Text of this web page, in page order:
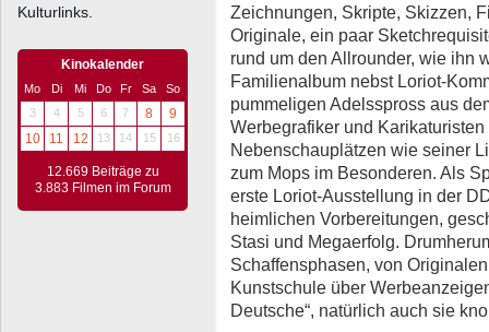
Kulturlinks.
Kinokalender
Mo Di Mi Do Fr Sa
So
3
4 5 6 7 8
9
10
11 12 13 14 15 16
12.669 Beiträge zu
3.883 Filmen im Forum
Zeichnungen, Skripte, Skizzen,
Originale, ein paar
rund um den Allrounder, wie ihn
Familienalbum nebst Loriot-
pummeligen Adelsspross aus
Werbegrafiker und
Nebenschauplätzen wie seiner
zum Mops im Besonderen. Als
erste Loriot-Ausstellung in der
heimlichen Vorbereitungen,
Stasi und Megaerfolg.
Schaffensphasen, von
Kunstschule über
Deutsche“, natürlich auch sie